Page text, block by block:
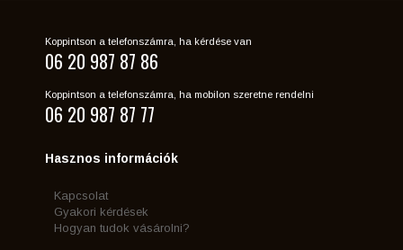
Koppintson a telefonszámra, ha kérdése van
06 20 987 87 86
Koppintson a telefonszámra, ha mobilon szeretne rendelni
06 20 987 87 77
Hasznos információk
Kapcsolat
Gyakori kérdések
Hogyan tudok vásárolni?